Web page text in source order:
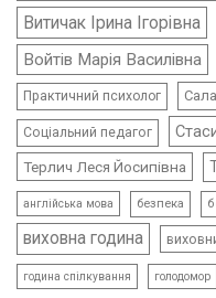
Витичак Ірина Ігорівна
Войтів Марія Василівна
Практичний психолог
Соціальний педагог
Терлич Леся Йосипівна
англійська мова безпека
виховна година
година спілкування голодомор